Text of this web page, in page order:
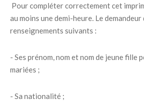
Pour compléter correctement cet
au moins une demi-heure. Le
renseignements suivants :
- Ses prénom, nom et nom de jeune fille
mariées ;
- Sa nationalité ;